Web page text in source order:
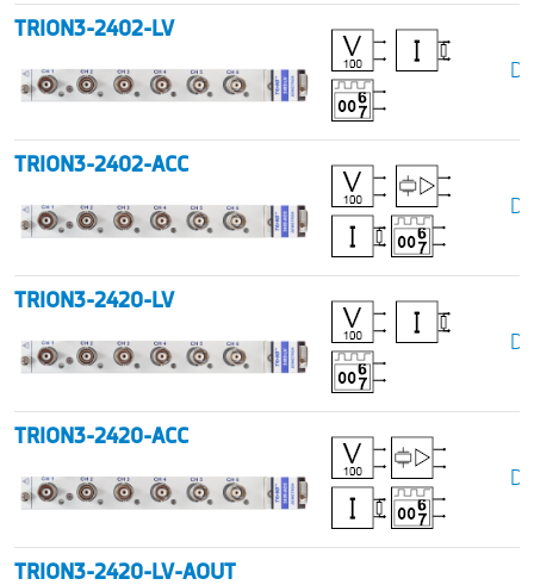
TRION3-2402-LV
TRION3-2402-ACC
TRION3-2420-LV
TRION3-2420-ACC
TRION3-2420-LV-AOUT